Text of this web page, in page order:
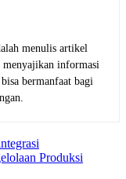
menulis artikel
informasi
bermanfaat bagi
Produksi